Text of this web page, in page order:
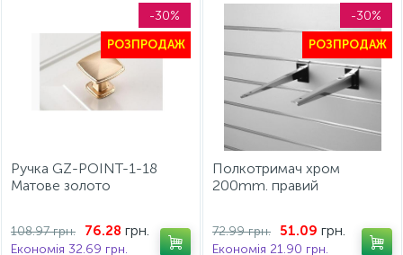
-30%
РОЗПРОДАЖ
Ручка GZ-POINT-1-18
Матове золото
76.28 грн.
108.97 грн.
Економія 32.69 грн.
-30%
РОЗПРОДАЖ
Полкотримач хром
200mm. правий
51.09 грн.
72.99 грн.
Економія 21.90 грн.